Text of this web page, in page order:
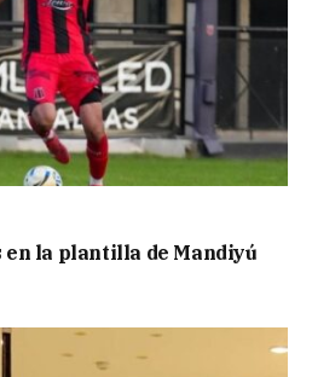
la plantilla de Mandiyú